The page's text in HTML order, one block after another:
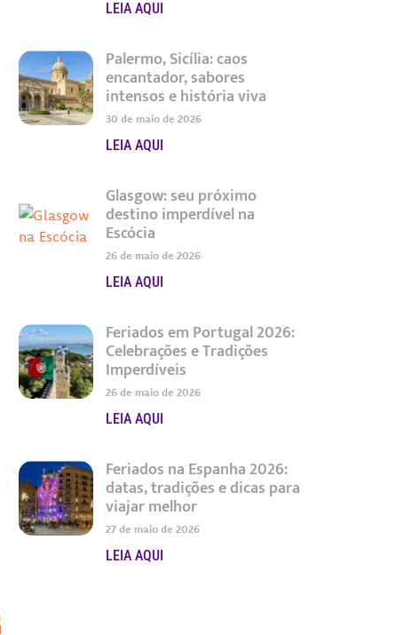
LEIA AQUI
Palermo, Sicília: caos
encantador, sabores
intensos e história viva
30 de maio de 2026
LEIA AQUI
Glasgow: seu próximo
destino imperdível na
Escócia
26 de maio de 2026
LEIA AQUI
Feriados em Portugal 2026:
Celebrações e Tradições
Imperdíveis
26 de maio de 2026
LEIA AQUI
Feriados na Espanha 2026:
datas, tradições e dicas para
viajar melhor
27 de maio de 2026
LEIA AQUI